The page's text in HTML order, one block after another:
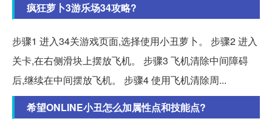
疯狂萝卜3游乐场34攻略?
步骤1 进入34关游戏页面,选择使用小丑萝卜。 步骤2 进入
关卡,在右侧滑块上摆放飞机。 步骤3 飞机清除中间障碍
后,继续在中间摆放飞机。 步骤4 使用飞机清除周...
希望ONLINE小丑怎么加属性点和技能点?